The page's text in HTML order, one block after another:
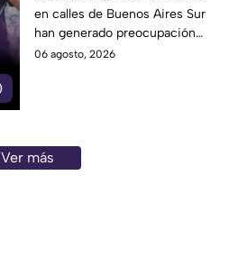
representan un riesgo
para peatones en
Tijuana
en calles de Buenos Aires Sur
han generado preocupación
entre vecinos, luego de que un
06 agosto, 2026
Ver más